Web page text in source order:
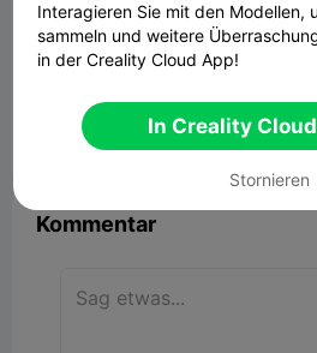
King Krampus(chess piece)
Bericht 9
Kommentar
Interagieren Sie mit den Modellen,
sammeln und weitere
in der Creality Cloud App!
In Creality
Stornieren